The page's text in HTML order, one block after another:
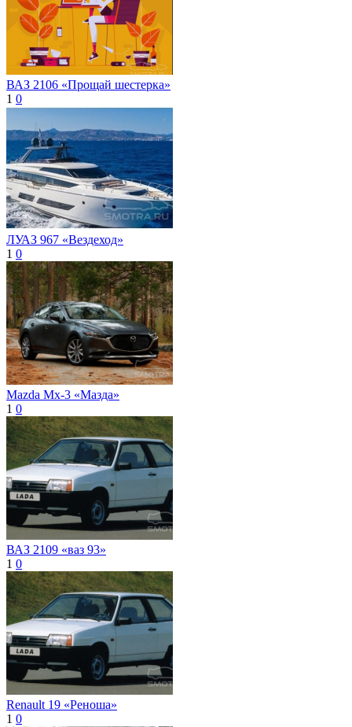
ВАЗ 2106 «Прощай шестерка»
1 0
ЛУАЗ 967 «Вездеход»
1 0
Mazda Mx-3 «Мазда»
1 0
ВАЗ 2109 «ваз 93»
1 0
Renault 19 «Реноша»
1 0